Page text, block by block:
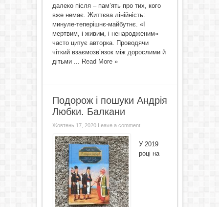
далеко після – пам’ять про тих, кого
вже немає. Життєва лінійність:
минуле-теперішнє-майбутнє. «І
мертвим, і живим, і ненародженим» –
часто цитує авторка. Проводячи
чіткий взаємозв’язок між дорослими й
дітьми ... Read More »
Подорож і пошуки Андрія
Любки. Балкани
Жовтень 17, 2020 Leave a comment
У 2019
році на